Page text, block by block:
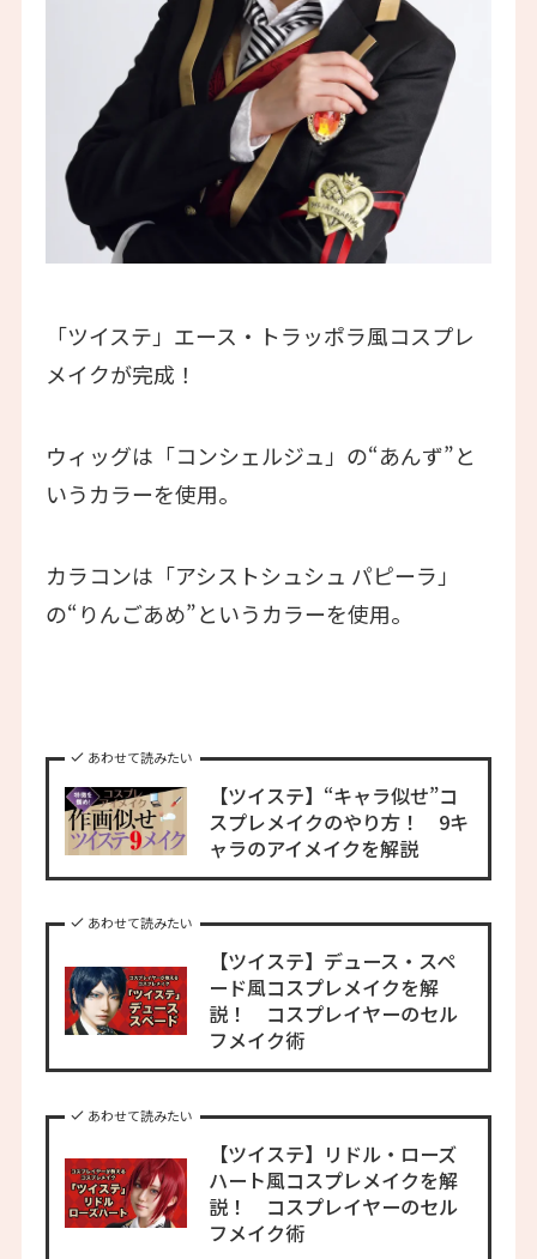
「ツイステ」エース・トラッポラ風コスプレ
メイクが完成！
ウィッグは「コンシェルジュ」の“あんず”と
いうカラーを使用。
カラコンは「アシストシュシュ パピーラ」
の“りんごあめ”というカラーを使用。
あわせて読みたい
【ツイステ】“キャラ似せ”コ
スプレメイクのやり方！ 9キ
ャラのアイメイクを解説
あわせて読みたい
【ツイステ】デュース・スペ
ード風コスプレメイクを解
説！ コスプレイヤーのセル
フメイク術
あわせて読みたい
【ツイステ】リドル・ローズ
ハート風コスプレメイクを解
説！ コスプレイヤーのセル
フメイク術